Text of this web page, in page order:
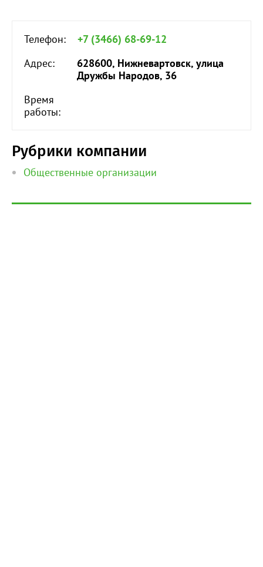
Телефон:
+7 (3466) 68-69-12
Адрес:
628600, Нижневартовск, улица
Дружбы Народов, 36
Время
работы:
Рубрики компании
Общественные организации